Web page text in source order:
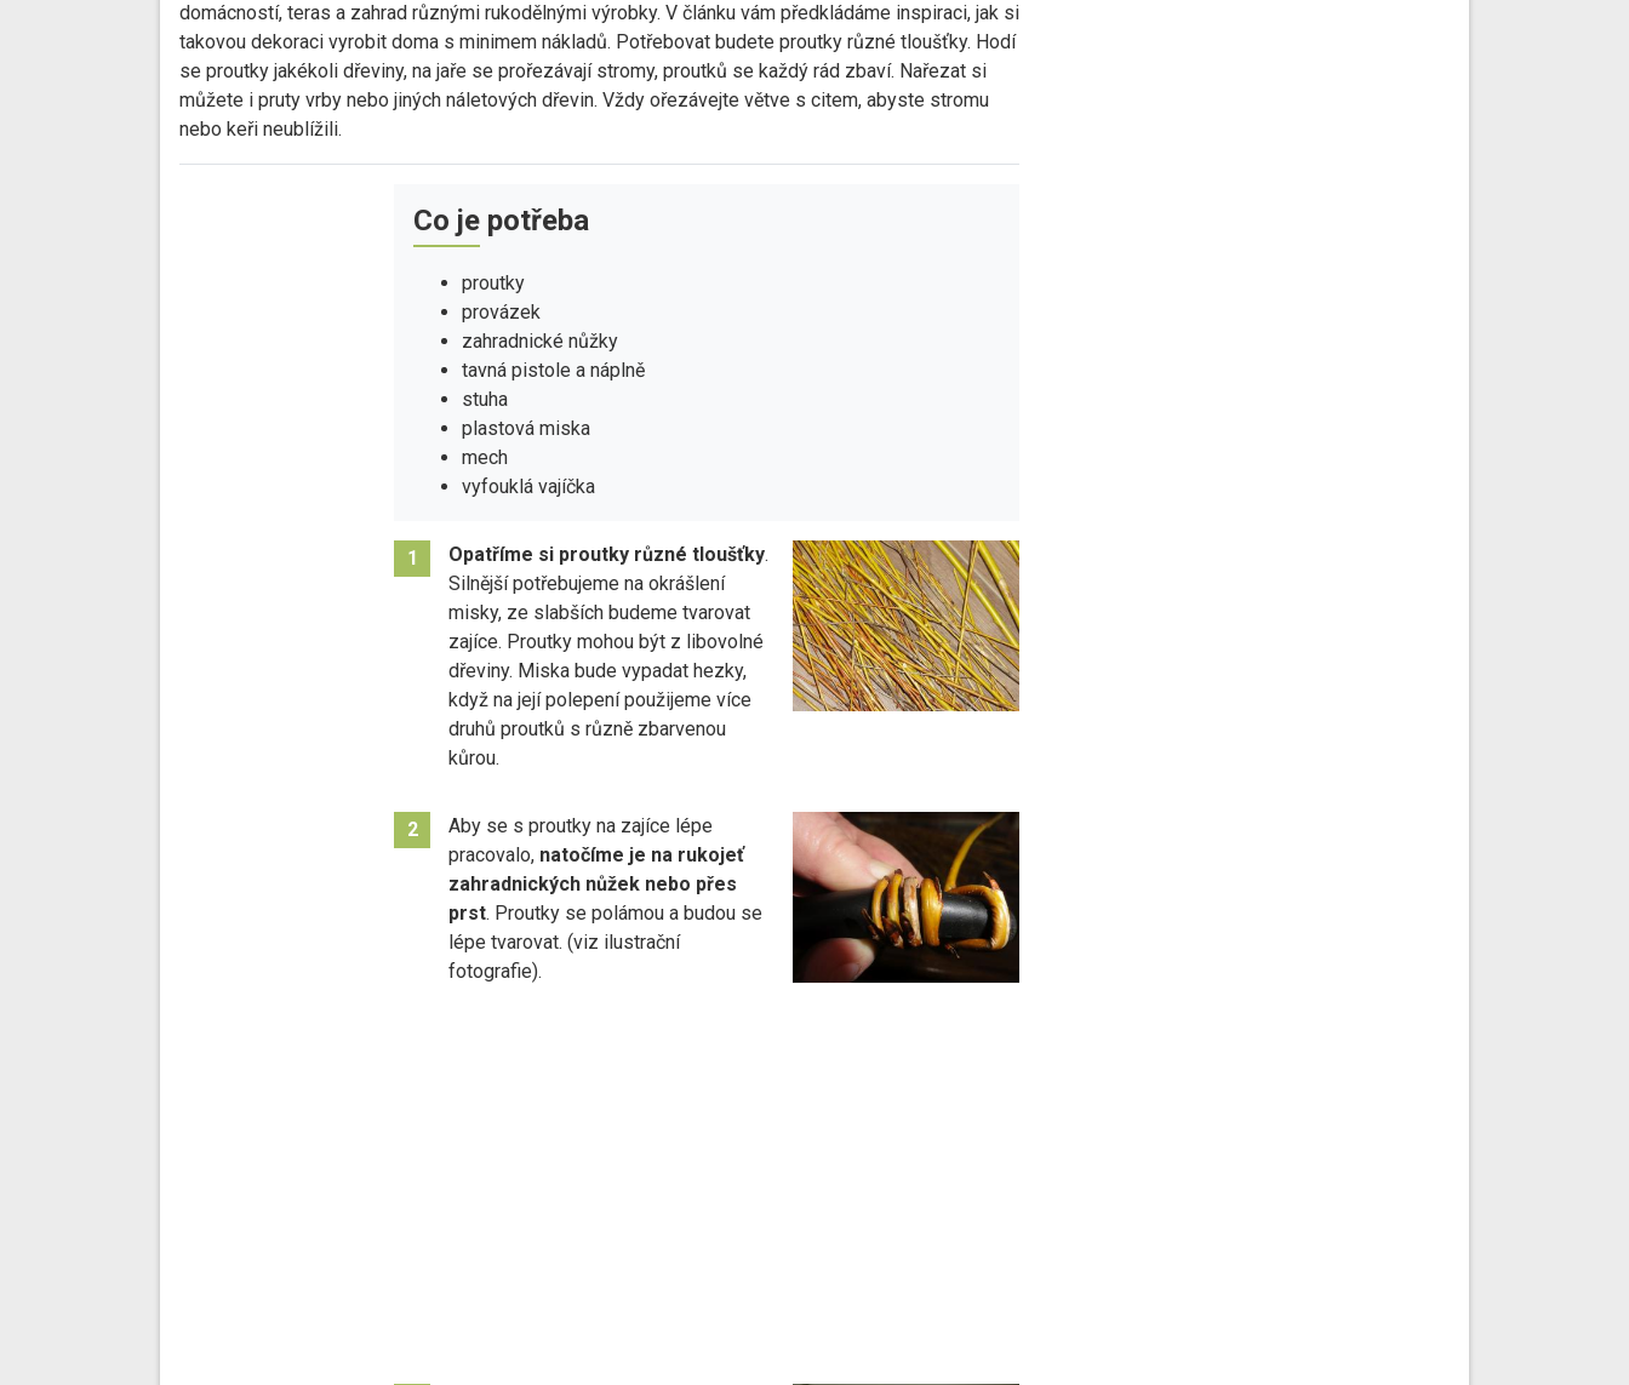
domácností, teras a zahrad různými rukodělnými výrobky. V článku vám předkládáme inspiraci, jak si
takovou dekoraci vyrobit doma s minimem nákladů. Potřebovat budete proutky různé tloušťky. Hodí
se proutky jakékoli dřeviny, na jaře se prořezávají stromy, proutků se každý rád zbaví. Nařezat si
můžete i pruty vrby nebo jiných náletových dřevin. Vždy ořezávejte větve s citem, abyste stromu
nebo keři neublížili.
Co je potřeba
proutky
provázek
zahradnické nůžky
tavná pistole a náplně
stuha
plastová miska
mech
vyfouklá vajíčka
1 Opatříme si proutky různé tloušťky.
Silnější potřebujeme na okrášlení
misky, ze slabších budeme tvarovat
zajíce. Proutky mohou být z libovolné
dřeviny. Miska bude vypadat hezky,
když na její polepení použijeme více
druhů proutků s různě zbarvenou
kůrou.
2
Aby se s proutky na zajíce lépe
pracovalo, natočíme je na rukojeť
zahradnických nůžek nebo přes
prst. Proutky se polámou a budou se
lépe tvarovat. (viz ilustrační
fotografie).